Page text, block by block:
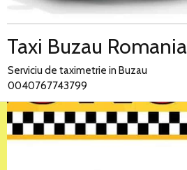
Taxi Buzau Romania
Serviciu de taximetrie in Buzau
0040767743799